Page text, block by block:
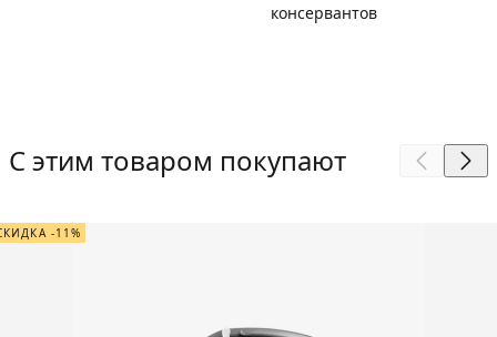
консервантов
С этим товаром покупают
-11%